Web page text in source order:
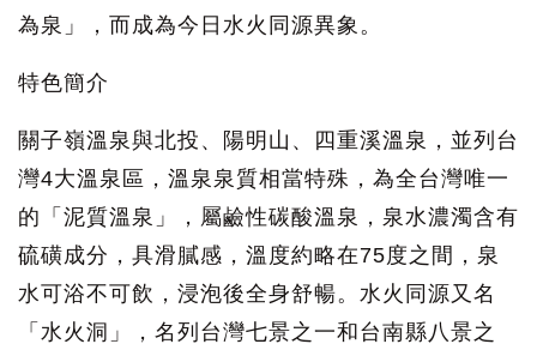
為泉」，而成為今日水火同源異象。
特色簡介
關子嶺溫泉與北投、陽明山、四重溪溫泉，並列台
灣4大溫泉區，溫泉泉質相當特殊，為全台灣唯一
的「泥質溫泉」，屬鹼性碳酸溫泉，泉水濃濁含有
硫磺成分，具滑膩感，溫度約略在75度之間，泉
水可浴不可飲，浸泡後全身舒暢。水火同源又名
「水火洞」，名列台灣七景之一和台南縣八景之